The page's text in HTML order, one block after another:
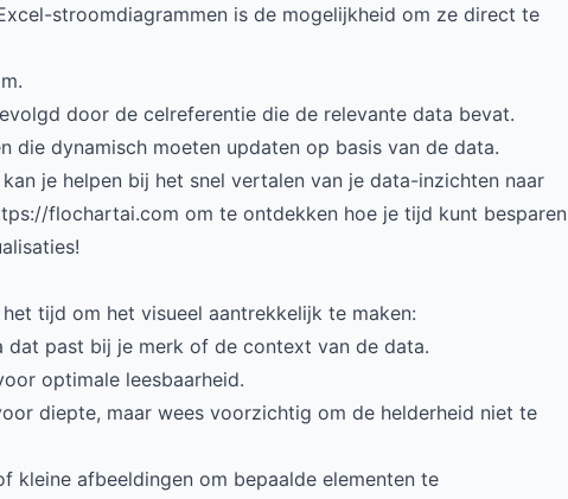
stroomdiagrammen is de mogelijkheid om ze direct te
door de celreferentie die de relevante data bevat.
die dynamisch moeten updaten op basis van de data.
je helpen bij het snel vertalen van je data-inzichten naar
flochartai.com om te ontdekken hoe je tijd kunt besparen
tijd om het visueel aantrekkelijk te maken:
dat past bij je merk of de context van de data.
optimale leesbaarheid.
diepte, maar wees voorzichtig om de helderheid niet te
kleine afbeeldingen om bepaalde elementen te